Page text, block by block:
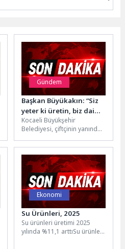
Gündem
Başkan Büyükakın: “Siz
yeter ki üretin, biz daima
yanınızdayız”
Kocaeli Büyükşehir
Belediyesi, çiftçinin yanında
Üreticiye son 7 yılda 1,5
milyar TL...
Ekonomi
Su Ürünleri, 2025
Su ürünleri üretimi 2025
yılında %11,1 arttıSu ürünleri